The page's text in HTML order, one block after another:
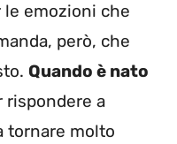
emozioni che
però, che
Quando è nato
rispondere a
tornare molto